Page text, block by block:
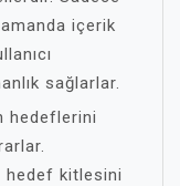
içerik
sağlarlar.
hedeflerini
hedef kitlesini